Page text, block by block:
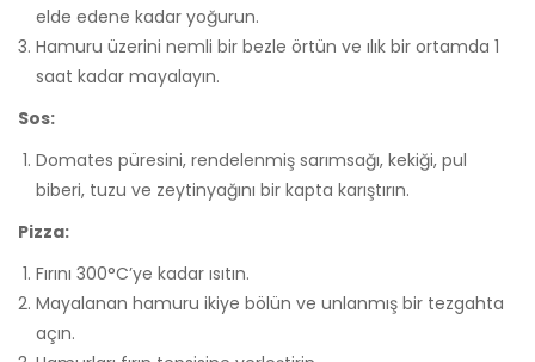
elde edene kadar yoğurun.
Hamuru üzerini nemli bir bezle örtün ve ılık bir ortamda 1
saat kadar mayalayın.
Sos:
Domates püresini, rendelenmiş sarımsağı, kekiği, pul
biberi, tuzu ve zeytinyağını bir kapta karıştırın.
Pizza:
Fırını 300°C’ye kadar ısıtın.
Mayalanan hamuru ikiye bölün ve unlanmış bir tezgahta
açın.